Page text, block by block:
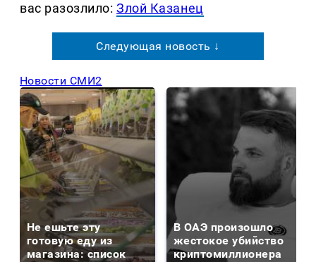
вас разозлило:Злой Казанец
Следующая новость ↓
Новости СМИ2
Не ешьте эту
готовую еду из
магазина: список
В ОАЭ произошло
жестокое убийство
криптомиллионера